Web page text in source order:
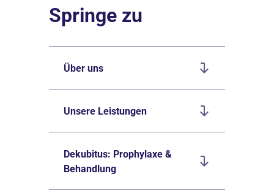
Springe zu
Über uns
Unsere Leistungen
Dekubitus: Prophylaxe &
Behandlung